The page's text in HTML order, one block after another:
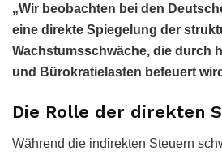
„Wir beobachten bei den
eine direkte Spiegelung der
Wachstumsschwäche, die durch
und Bürokratielasten befeuert
Die Rolle der direkten
Während die indirekten Steuern